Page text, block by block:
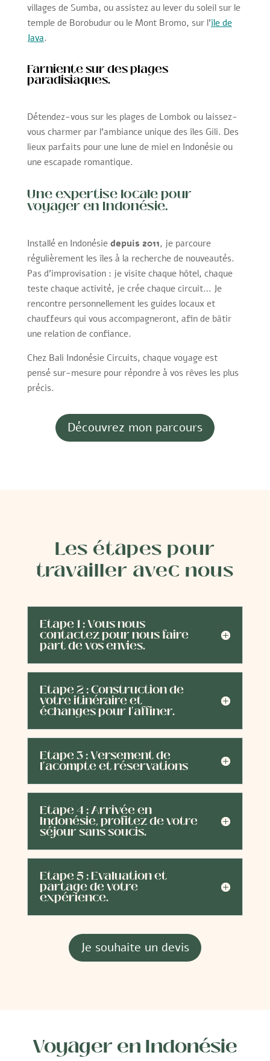
villages de Sumba, ou assistez au lever du soleil sur le
temple de Borobudur ou le Mont Bromo, sur l’île de
Java.
Farniente sur des plages
paradisiaques.
Détendez-vous sur les plages de Lombok ou laissez-
vous charmer par l’ambiance unique des îles Gili. Des
lieux parfaits pour une lune de miel en Indonésie ou
une escapade romantique.
Une expertise locale pour
voyager en Indonésie.
Installé en Indonésie depuis 2011, je parcoure
régulièrement les îles à la recherche de nouveautés.
Pas d’improvisation : je visite chaque hôtel, chaque
teste chaque activité, je crée chaque circuit… Je
rencontre personnellement les guides locaux et
chauffeurs qui vous accompagneront, afin de bâtir
une relation de confiance.
Chez Bali Indonésie Circuits, chaque voyage est
pensé sur-mesure pour répondre à vos rêves les plus
précis.
Découvrez mon parcours
Les étapes pour
travailler avec nous
Etape 1 : Vous nous
contactez pour nous faire
part de vos envies.
Etape 2 : Construction de
votre itinéraire et
échanges pour l'affiner.
Etape 3 : Versement de
l'acompte et réservations
Etape 4 : Arrivée en
Indonésie, profitez de votre
séjour sans soucis.
Etape 5 : Evaluation et
partage de votre
expérience.
Je souhaite un devis
Voyager en Indonésie